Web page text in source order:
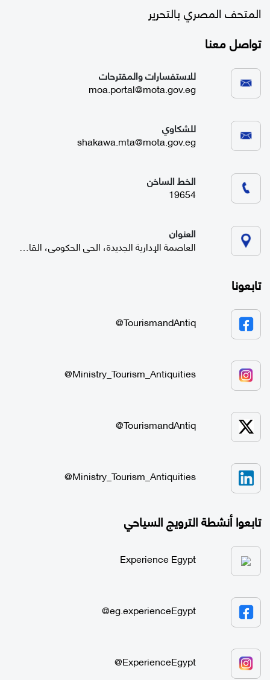
المتحف المصري بالتحرير
تواصل معنا
للاستفسارات والمقترحات
moa.portal@mota.gov.eg
للشكاوي
shakawa.mta@mota.gov.eg
الخط الساخن
19654
العنوان
العاصمة الإدارية الجديدة، الحي الحكومي، القاهرة
تابعونا
TourismandAntiq@
Ministry_Tourism_Antiquities@
TourismandAntiq@
Ministry_Tourism_Antiquities@
تابعوا أنشطة الترويج السياحي
Experience Egypt
eg.experienceEgypt@
ExperienceEgypt@